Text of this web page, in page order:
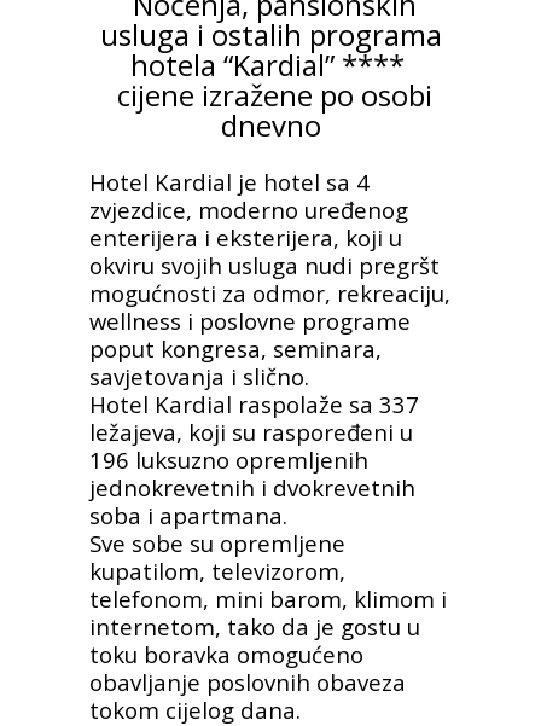
usluga i ostalih programa
hotela “Kardial” ****
cijene izražene po osobi
dnevno
Hotel Kardial je hotel sa 4
zvjezdice, moderno uređenog
enterijera i eksterijera, koji u
okviru svojih usluga nudi pregršt
mogućnosti za odmor, rekreaciju,
wellness i poslovne programe
poput kongresa, seminara,
savjetovanja i slično.
Hotel Kardial raspolaže sa 337
ležajeva, koji su raspoređeni u
196 luksuzno opremljenih
jednokrevetnih i dvokrevetnih
soba i apartmana.
Sve sobe su opremljene
kupatilom, televizorom,
telefonom, mini barom, klimom i
internetom, tako da je gostu u
toku boravka omogućeno
obavljanje poslovnih obaveza
tokom cijelog dana.